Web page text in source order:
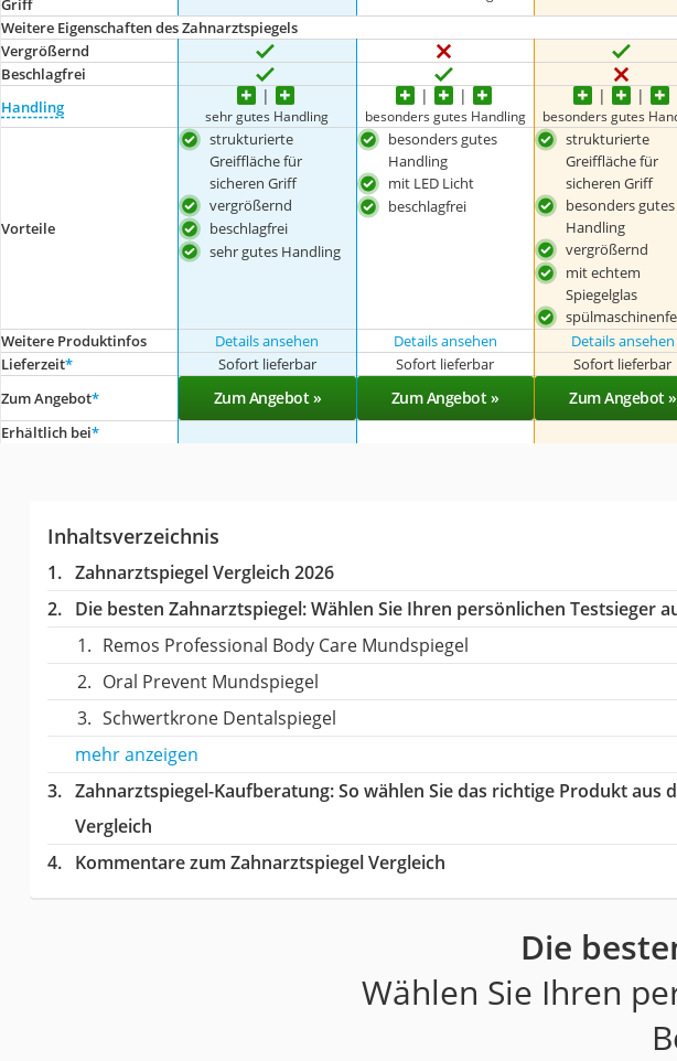
Griff
Weitere Eigenschaften des Zahnarztspiegels
Vergrößernd
Beschlagfrei
Handling
sehr gutes Handling besonders gutes Handling besonders gutes
Vorteile
strukturierte
Greiffläche für
sicheren Griff
vergrößernd
beschlagfrei
sehr gutes Handling
besonders gutes
Handling
mit LED Licht
beschlagfrei
strukturierte
Greiffläche für
sicheren Griff
besonders gutes
Handling
vergrößernd
mit echtem
Spiegelglas
Weitere Produktinfos Details ansehen Details ansehen Details ansehen
Lieferzeit* Sofort lieferbar Sofort lieferbar Sofort lieferbar
Zum Angebot* Zum Angebot » Zum Angebot » Zum Angebot »
Erhältlich bei*
Inhaltsverzeichnis
Zahnarztspiegel Vergleich 2026
Die besten Zahnarztspiegel:Wählen Sie Ihren persönlichen Testsieger
Remos Professional Body Care Mundspiegel
Oral Prevent Mundspiegel
Schwertkrone Dentalspiegel
mehr anzeigen
Zahnarztspiegel-Kaufberatung: So wählen Sie das richtige Produkt aus
Vergleich
Kommentare zum Zahnarztspiegel Vergleich
Die
Wählen Sie Ihren